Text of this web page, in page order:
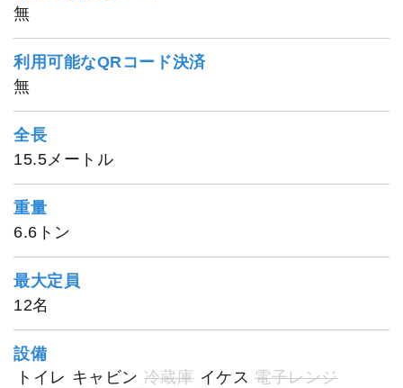
無
利用可能なQRコード決済
無
全長
15.5メートル
重量
6.6トン
最大定員
12名
設備
トイレ キャビン 冷蔵庫 イケス 電子レンジ